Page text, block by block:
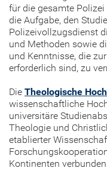
für die gesamte
die Aufgabe, den
Polizeivollzugsdienst
und Methoden sowie
und Kenntnisse, die
erforderlich sind, zu
Die Theologische
wissenschaftliche
universitäre
Theologie und
etablierter
Kontinenten